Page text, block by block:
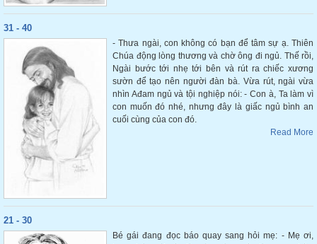
31 - 40
- Thưa ngài, con không có bạn để tâm sự ạ. Thiên
Chúa động lòng thương và chờ ông đi ngủ. Thế rồi,
Ngài bước tới nhẹ tới bên và rút ra chiếc xương
sườn để tạo nên người đàn bà. Vừa rút, ngài vừa
nhìn Ađam ngủ và tội nghiệp nói: - Con à, Ta làm vì
con muốn đó nhé, nhưng đây là giấc ngủ bình an
cuối cùng của con đó.
Read More
21 - 30
Bé gái đang đọc báo quay sang hỏi mẹ: - Mẹ ơi,